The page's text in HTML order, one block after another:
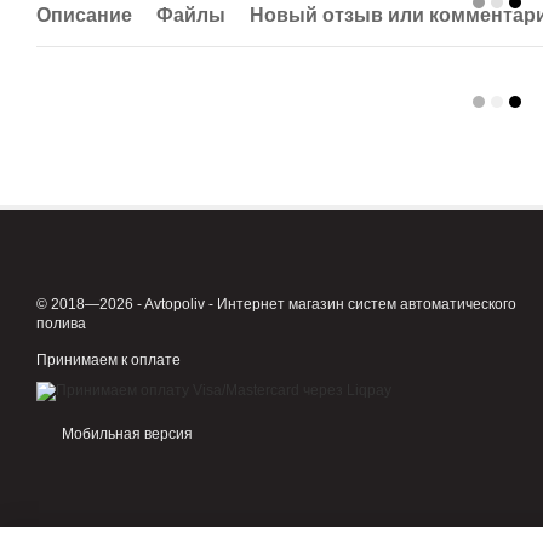
Описание Файлы Новый отзыв или
© 2018—2026 - Avtopoliv - Интернет магазин систем автоматического
полива
Принимаем к оплате
Мобильная версия